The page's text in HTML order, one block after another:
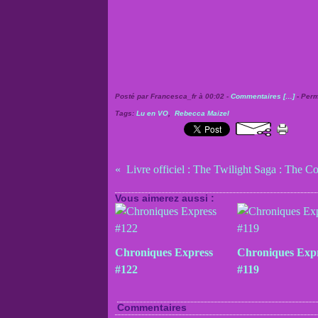
Posté par Francesca_fr à 00:02 - Commentaires [… ]-
Tags: Lu en VO Rebecca Maizel
Vous aimerez aussi :
Chroniques Express
#122
Chroniques
#119
Commentaires